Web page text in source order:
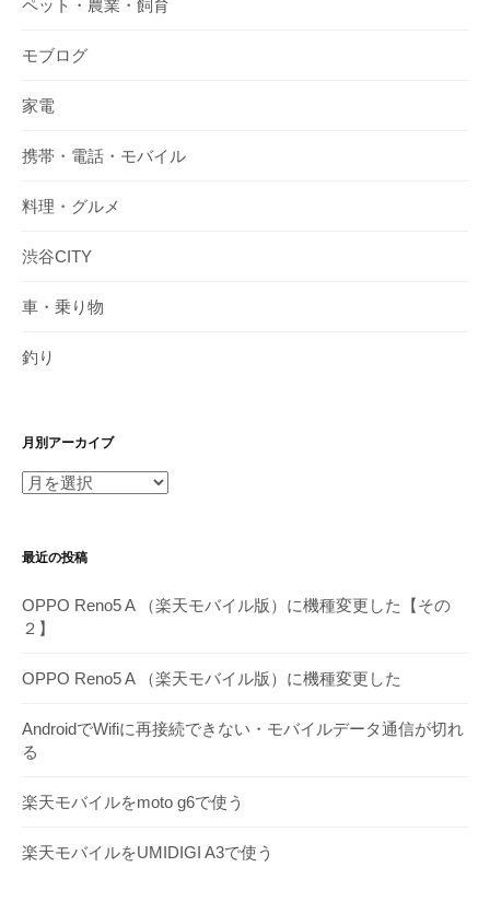
ペット・農業・飼育
モブログ
家電
携帯・電話・モバイル
料理・グルメ
渋谷CITY
車・乗り物
釣り
月別アーカイブ
月
ー
イ
ブ
最近の投稿
OPPO Reno5 A （楽天モバイル版）に機種変更した【その
２】
OPPO Reno5 A （楽天モバイル版）に機種変更した
AndroidでWifiに再接続できない・モバイルデータ通信が切れ
る
楽天モバイルをmoto g6で使う
楽天モバイルをUMIDIGI A3で使う